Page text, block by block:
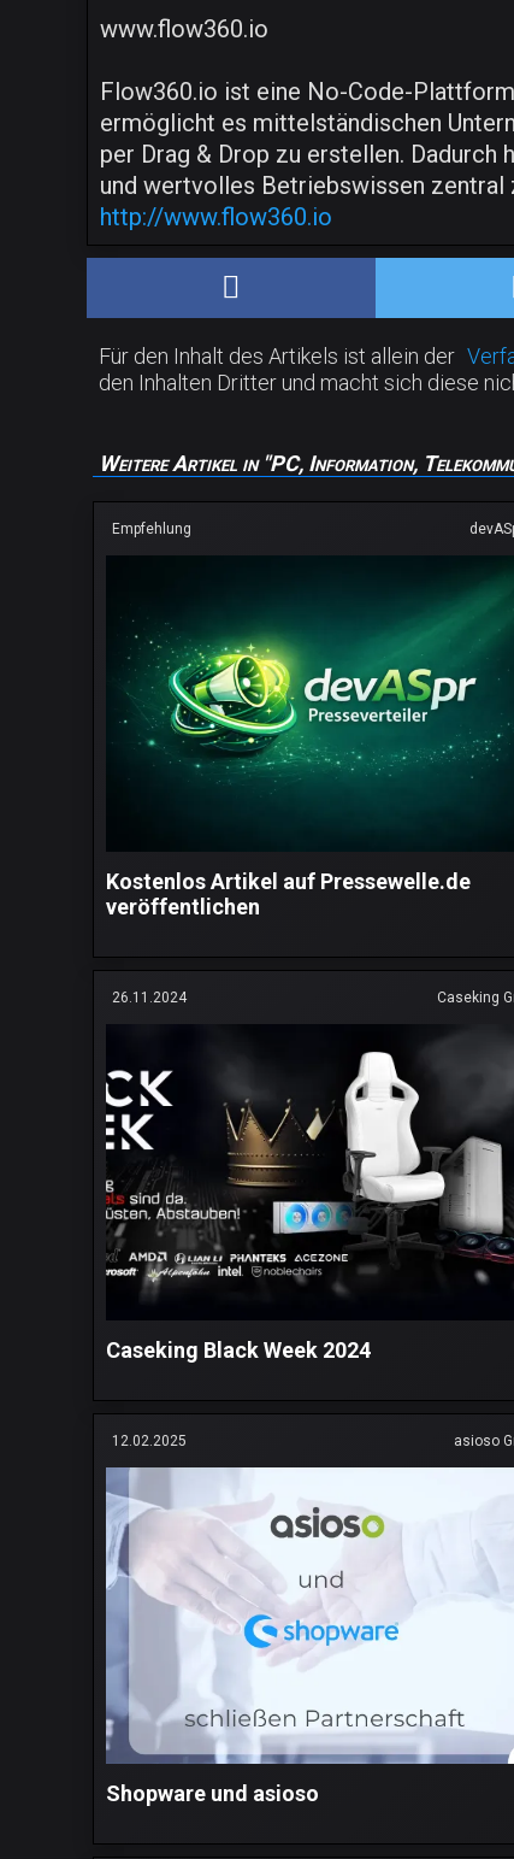
www.flow360.io
Flow360.io ist eine No-Code-
ermöglicht es mittelständischen
per Drag & Drop zu erstellen.
und wertvolles Betriebswissen zentral
http://www.flow360.io
Für den Inhalt des Artikels ist allein der
den Inhalten Dritter und macht sich diese
Weitere Artikel in "PC, Information,
Empfehlung
Kostenlos Artikel auf Pressewelle.de
veröffentlichen
26.11.2024 Caseking
Caseking Black Week 2024
12.02.2025 asioso
Shopware und asioso